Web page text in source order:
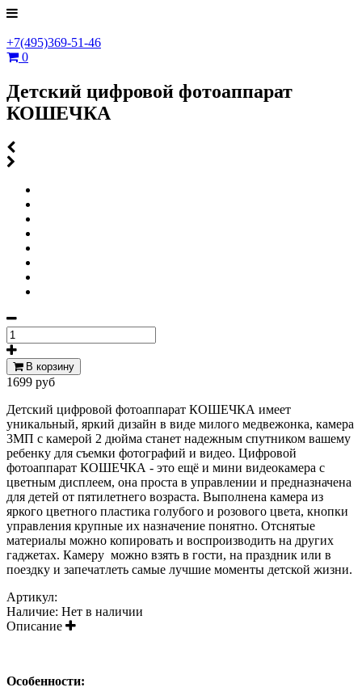
+7(495)369-51-46
0
Детский цифровой фотоаппарат
КОШЕЧКА
В корзину
1699 руб
Детский цифровой фотоаппарат КОШЕЧКА имеет
уникальный, яркий дизайн в виде милого медвежонка, камера
3МП с камерой 2 дюйма станет надежным спутником вашему
ребенку для съемки фотографий и видео. Цифровой
фотоаппарат КОШЕЧКА - это ещё и мини видеокамера с
цветным дисплеем, она проста в управлении и предназначена
для детей от пятилетнего возраста. Выполнена камера из
яркого цветного пластика голубого и розового цвета, кнопки
управления крупные их назначение понятно. Отснятые
материалы можно копировать и воспроизводить на других
гаджетах. Камеру можно взять в гости, на праздник или в
поездку и запечатлеть самые лучшие моменты детской жизни.
Артикул:
Наличие: Нет в наличии
Описание
Особенности: